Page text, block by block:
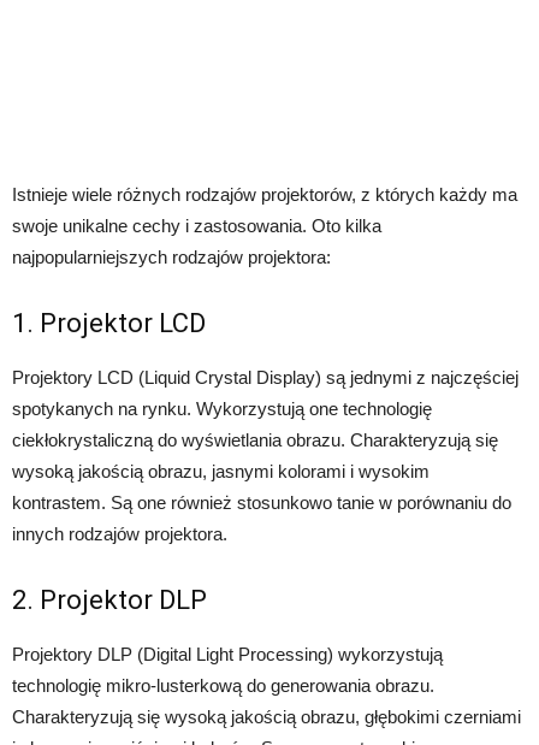
Istnieje wiele różnych rodzajów projektorów, z których każdy ma
swoje unikalne cechy i zastosowania. Oto kilka
najpopularniejszych rodzajów projektora:
1. Projektor LCD
Projektory LCD (Liquid Crystal Display) są jednymi z najczęściej
spotykanych na rynku. Wykorzystują one technologię
ciekłokrystaliczną do wyświetlania obrazu. Charakteryzują się
wysoką jakością obrazu, jasnymi kolorami i wysokim
kontrastem. Są one również stosunkowo tanie w porównaniu do
innych rodzajów projektora.
2. Projektor DLP
Projektory DLP (Digital Light Processing) wykorzystują
technologię mikro-lusterkową do generowania obrazu.
Charakteryzują się wysoką jakością obrazu, głębokimi czerniami